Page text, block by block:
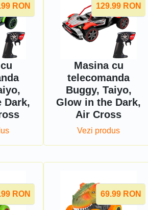
RON
Dark,
129.99 RON
Masina cu
telecomanda
Buggy, Taiyo,
Glow in the Dark,
Air Cross
Vezi produs
RON 69.99 RON